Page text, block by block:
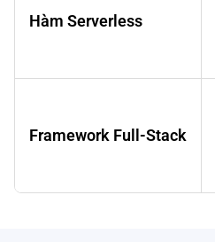
Hàm Serverless
Framework Full-Stack